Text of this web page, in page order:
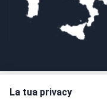
Pagamenti
La tua privacy